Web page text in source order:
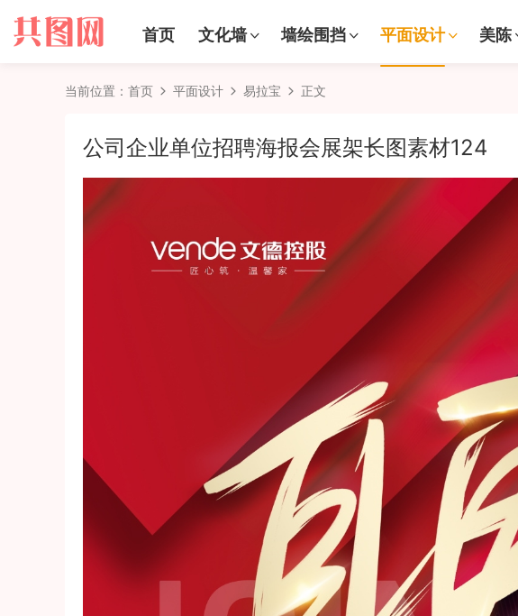
首页 文化墙 墙绘围挡 平面设计 美陈
当前位置： 首页 平面设计 易拉宝 正文
公司企业单位招聘海报会展架长图素材124